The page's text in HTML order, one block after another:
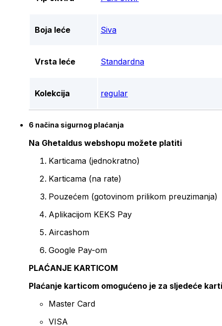
Boja leće Siva
Vrsta leće Standardna
Kolekcija regular
6 načina sigurnog plaćanja
Na Ghetaldus webshopu možete platiti
Karticama (jednokratno)
Karticama (na rate)
Pouzećem (gotovinom prilikom preuzimanja)
Aplikacijom KEKS Pay
Aircashom
Google Pay-om
PLAĆANJE KARTICOM
Plaćanje karticom omogućeno je za sljedeće
Master Card
VISA